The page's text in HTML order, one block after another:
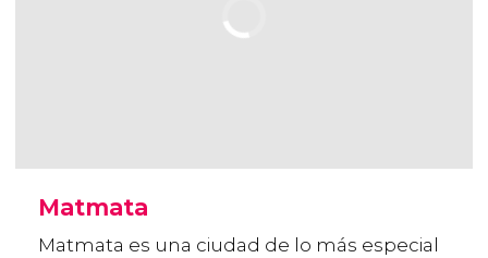
Matmata
Matmata es una ciudad de lo más especial